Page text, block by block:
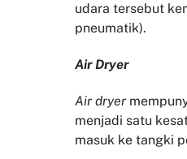
udara tersebut
pneumatik).
Air Dryer
Air dryer
menjadi satu
masuk ke tangki